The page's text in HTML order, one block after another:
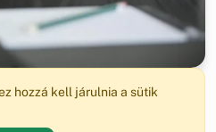
hozzá kell járulnia a sütik